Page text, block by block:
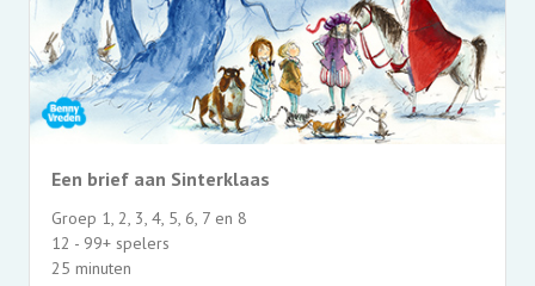
Een brief aan Sinterklaas
Groep 1, 2, 3, 4, 5, 6, 7 en 8
12 - 99+ spelers
25 minuten